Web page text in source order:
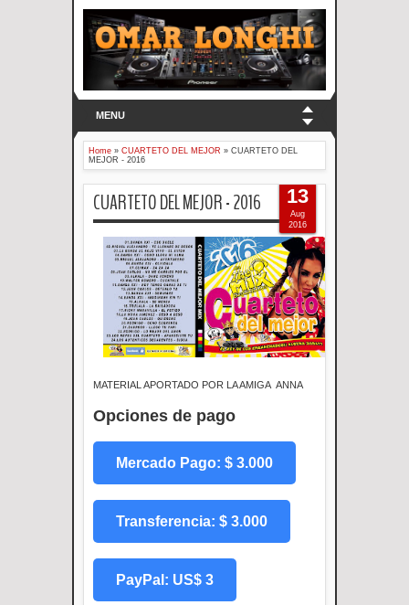
MENU
Home » CUARTETO DEL MEJOR » CUARTETO DEL
MEJOR - 2016
CUARTETO DEL MEJOR - 2016
MATERIAL APORTADO POR LA AMIGA ANNA
Opciones de pago
Mercado Pago: $ 3.000
Transferencia: $ 3.000
PayPal: US$ 3
13
Aug
2016